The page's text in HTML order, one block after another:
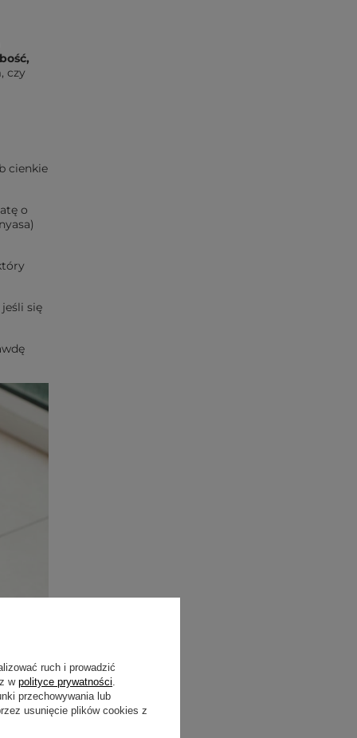
czy
cienkie
o
się
ruch i prowadzić
w polityce prywatności.
przechowywania lub
usunięcie plików cookies z